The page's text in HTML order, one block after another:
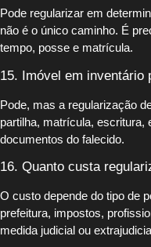
Pode regularizar em
não é o único caminho. É
tempo, posse e matrícula.
15. Imóvel em inventário
Pode, mas a regularização
partilha, matrícula, escritura,
documentos do falecido.
16. Quanto custa
O custo depende do tipo de
prefeitura, impostos,
medida judicial ou